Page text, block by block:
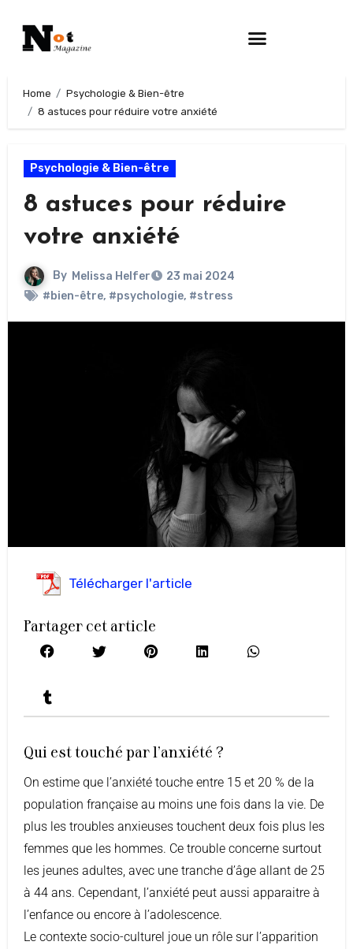
Home
Psychologie & Bien-être
8 astuces pour réduire votre anxiété
Psychologie & Bien-être
8 astuces pour réduire
votre anxiété
By Melissa Helfer
23 mai 2024
#bien-être, #psychologie, #stress
Télécharger l'article
Partager cet article
Qui est touché par l'anxiété ?
On estime que l’anxiété touche entre 15 et 20 % de la
population française au moins une fois dans la vie. De
plus les troubles anxieuses touchent deux fois plus les
femmes que les hommes. Ce trouble concerne surtout
les jeunes adultes, avec une tranche d’âge allant de 25
à 44 ans. Cependant, l’anxiété peut aussi apparaitre à
l’enfance ou encore à l’adolescence.
Le contexte socio-culturel joue un rôle sur l’apparition